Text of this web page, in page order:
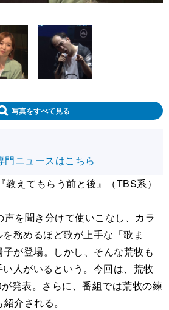
写真をすべて見る
ニュースはこちら
えてもらう前と後』（TBS系）
を聞き分けて使いこなし、カラ
務めるほど歌が上手な「歌ま
子が登場。しかし、そんな荒牧も
人がいるという。今回は、荒牧
発表。さらに、番組では荒牧の練
介される。